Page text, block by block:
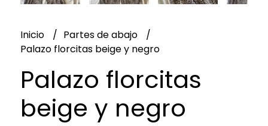
Inicio
Partes de abajo
Palazo florcitas beige y negro
Palazo florcitas
beige y negro